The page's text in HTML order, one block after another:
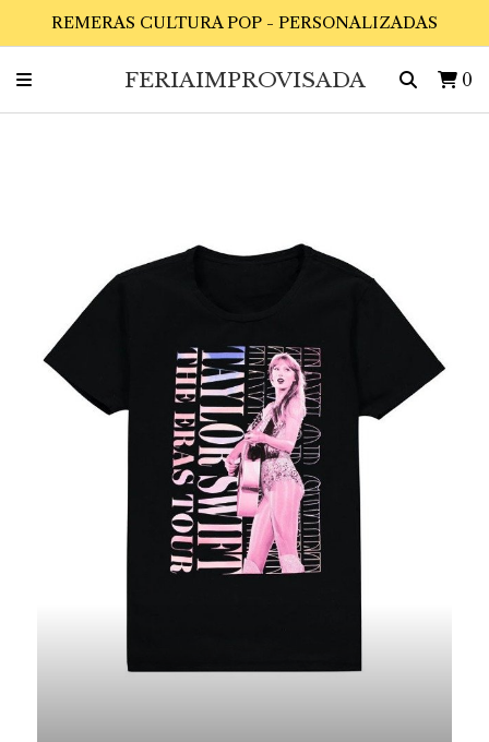
REMERAS CULTURA POP - PERSONALIZADAS
FERIAIMPROVISADA 0